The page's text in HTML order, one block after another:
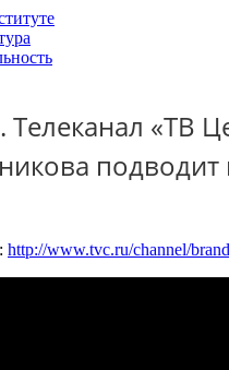
Телеканал «ТВ
подводит
http://www.tvc.ru/channel/